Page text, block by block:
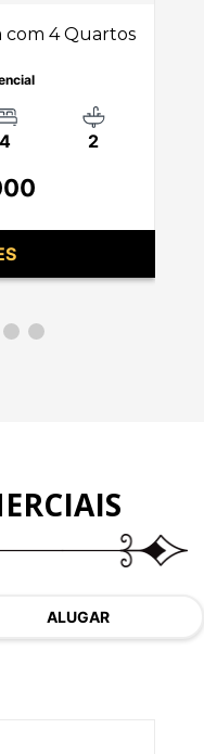
com 4 Quartos
4 2
ALUGAR